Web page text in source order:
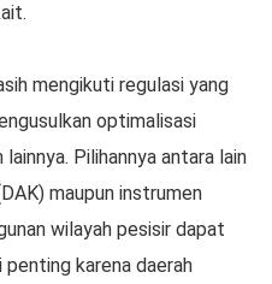
mengikuti regulasi yang
optimalisasi
Pilihannya antara lain
maupun instrumen
wilayah pesisir dapat
karena daerah